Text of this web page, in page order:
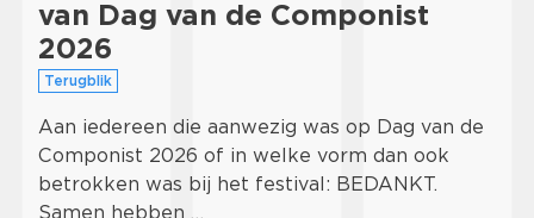
van Dag van de Componist
2026
Terugblik
Aan iedereen die aanwezig was op Dag van de
Componist 2026 of in welke vorm dan ook
betrokken was bij het festival: BEDANKT.
Samen hebben …